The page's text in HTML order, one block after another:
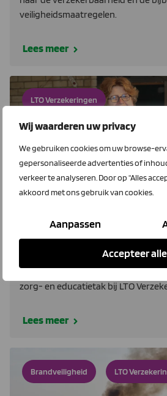
Wij waarderen uw privacy
We gebruiken cookies om uw browse-
gepersonaliseerde advertenties of
verkeer te analyseren. Door op "Alles
akkoord met ons gebruik van cookies.
Aanpassen
Accepteer
veiligheidsmaatregelen.
Lees meer
LTO Verzekeringen
Alles op Dijk43 is goed
Tonnie en Wilma vonden een
hun kleinschalige, duurzame
zorg- en educatietak bij LTO
Lees meer
Brandveiligheid LTO